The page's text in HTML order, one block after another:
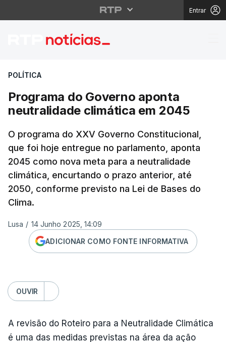
Entrar
Programa do
POLÍTICA
Programa do Governo aponta
neutralidade climática em 2045
O programa do XXV Governo Constitucional,
que foi hoje entregue no parlamento, aponta
2045 como nova meta para a neutralidade
climática, encurtando o prazo anterior, até
2050, conforme previsto na Lei de Bases do
Clima.
Lusa / 14 Junho 2025, 14:09
ADICIONAR COMO FONTE INFORMATIVA
OUVIR
A revisão do Roteiro para a Neutralidade Climática
é uma das medidas previstas na área da ação